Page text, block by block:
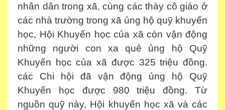
nhân dân trong xã, cùng các thày cô giáo ở
các nhà trường trong xã ủng hộ quỹ khuyến
học, Hội Khuyến học của xã còn vận động
những người con xa quê ủng hộ Quỹ
Khuyến học của xã được 325 triệu đồng.
các Chi hội đã vận động ủng hộ Quỹ
Khuyến học được 980 triệu đồng. Từ
nguồn quỹ này, Hội khuyến học xã và các